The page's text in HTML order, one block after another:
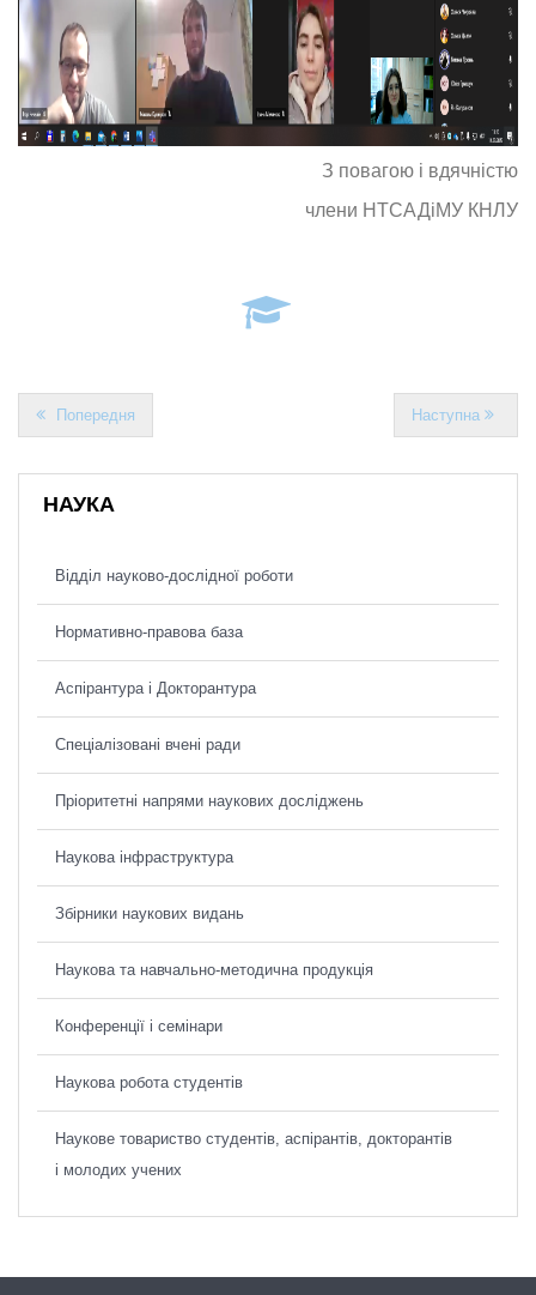
З повагою і вдячністю
члени НТСАДіМУ КНЛУ
Попередня Наступна
НАУКА
Відділ науково-дослідної роботи
Нормативно-правова база
Аспірантура і Докторантура
Спеціалізовані вчені ради
Пріоритетні напрями наукових досліджень
Наукова інфраструктура
Збірники наукових видань
Наукова та навчально-методична продукція
Конференції і семінари
Наукова робота студентів
Наукове товариство студентів, аспірантів, докторантів
і молодих учених